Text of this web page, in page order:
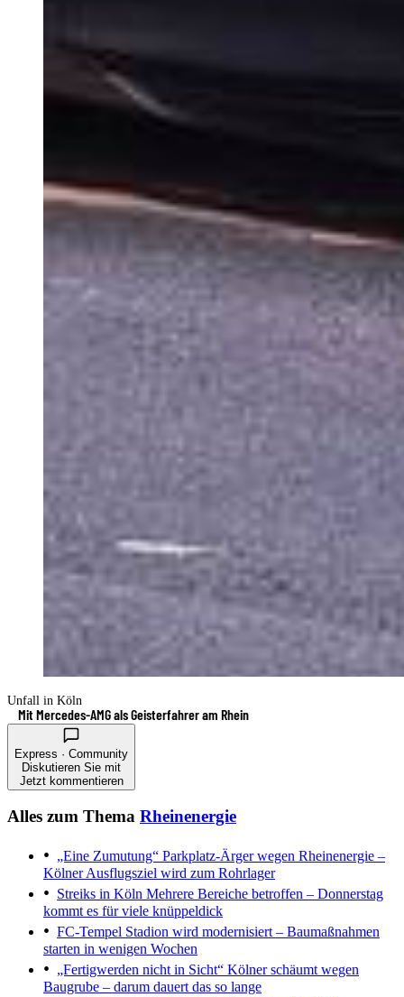
Unfall in Köln
Mit Mercedes-AMG als Geisterfahrer am Rhein
Express · Community
Diskutieren Sie mit
Jetzt kommentieren
Alles zum Thema Rheinenergie
„Eine Zumutung“ Parkplatz-Ärger wegen Rheinenergie –
Kölner Ausflugsziel wird zum Rohrlager
Streiks in Köln Mehrere Bereiche betroffen – Donnerstag
kommt es für viele knüppeldick
FC-Tempel Stadion wird modernisiert – Baumaßnahmen
starten in wenigen Wochen
„Fertigwerden nicht in Sicht“ Kölner schäumt wegen
Baugrube – darum dauert das so lange